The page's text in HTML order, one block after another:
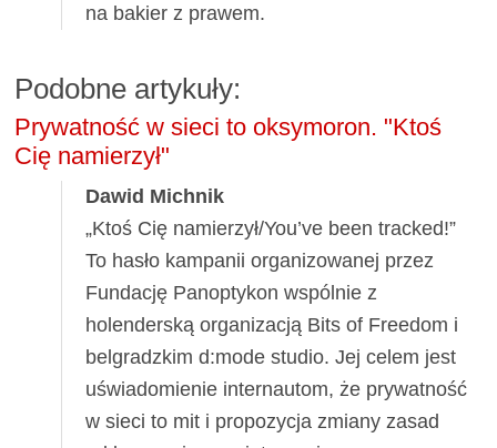
na bakier z prawem.
Podobne artykuły:
Prywatność w sieci to oksymoron. "Ktoś
Cię namierzył"
Dawid Michnik
„Ktoś Cię namierzył/You’ve been tracked!”
To hasło kampanii organizowanej przez
Fundację Panoptykon wspólnie z
holenderską organizacją Bits of Freedom i
belgradzkim d:mode studio. Jej celem jest
uświadomienie internautom, że prywatność
w sieci to mit i propozycja zmiany zasad